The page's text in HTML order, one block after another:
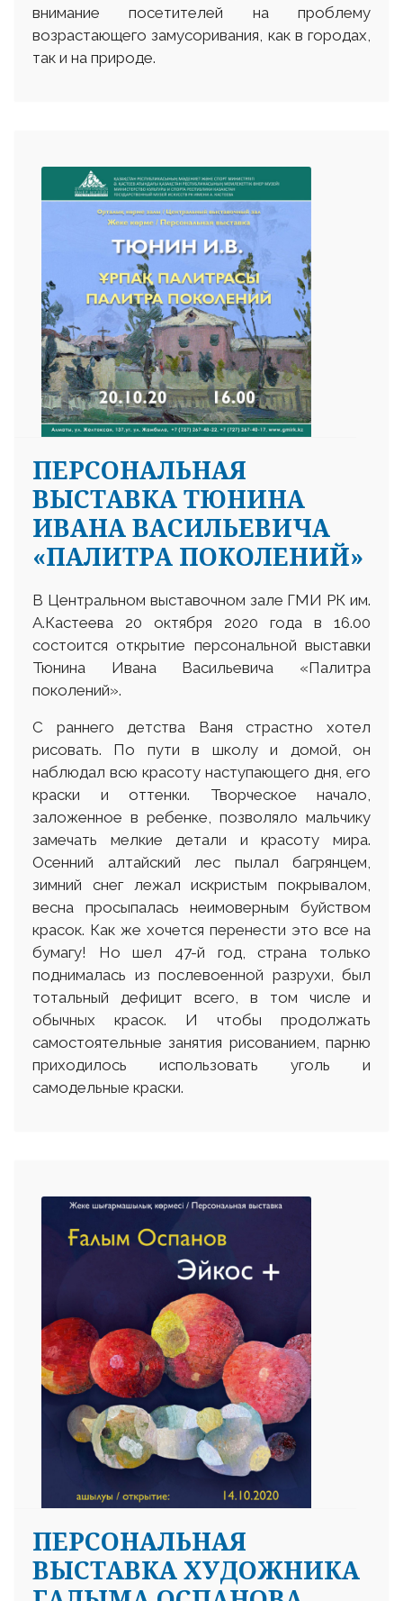
внимание посетителей на проблему
возрастающего замусоривания, как в городах,
так и на природе.
ПЕРСОНАЛЬНАЯ
ВЫСТАВКА ТЮНИНА
ИВАНА ВАСИЛЬЕВИЧА
«ПАЛИТРА ПОКОЛЕНИЙ»
В Центральном выставочном зале ГМИ РК им.
А.Кастеева 20 октября 2020 года в 16.00
состоится открытие персональной выставки
Тюнина Ивана Васильевича «Палитра
поколений».
С раннего детства Ваня страстно хотел
рисовать. По пути в школу и домой, он
наблюдал всю красоту наступающего дня, его
краски и оттенки. Творческое начало,
заложенное в ребенке, позволяло мальчику
замечать мелкие детали и красоту мира.
Осенний алтайский лес пылал багрянцем,
зимний снег лежал искристым покрывалом,
весна просыпалась неимоверным буйством
красок. Как же хочется перенести это все на
бумагу! Но шел 47-й год, страна только
поднималась из послевоенной разрухи, был
тотальный дефицит всего, в том числе и
обычных красок. И чтобы продолжать
самостоятельные занятия рисованием, парню
приходилось использовать уголь и
самодельные краски.
ПЕРСОНАЛЬНАЯ
ВЫСТАВКА ХУДОЖНИКА